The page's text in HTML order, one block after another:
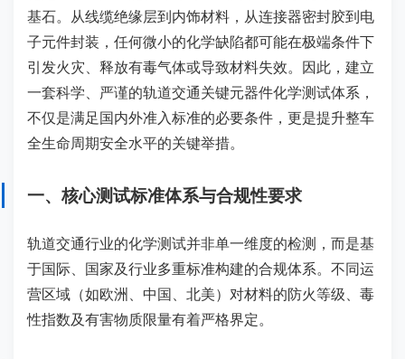
基石。从线缆绝缘层到内饰材料，从连接器密封胶到电
子元件封装，任何微小的化学缺陷都可能在极端条件下
引发火灾、释放有毒气体或导致材料失效。因此，建立
一套科学、严谨的轨道交通关键元器件化学测试体系，
不仅是满足国内外准入标准的必要条件，更是提升整车
全生命周期安全水平的关键举措。
一、核心测试标准体系与合规性要求
轨道交通行业的化学测试并非单一维度的检测，而是基
于国际、国家及行业多重标准构建的合规体系。不同运
营区域（如欧洲、中国、北美）对材料的防火等级、毒
性指数及有害物质限量有着严格界定。